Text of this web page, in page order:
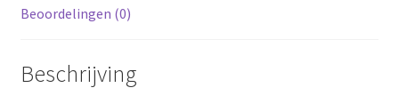
Beoordelingen (0)
Beschrijving